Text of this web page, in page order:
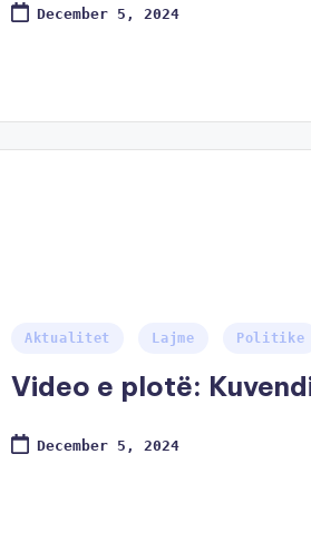
December 5, 2024
Aktualitet Lajme Politike
Video e plotë:
December 5, 2024